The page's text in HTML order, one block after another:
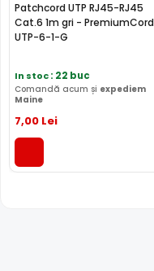
Patchcord UTP RJ45-RJ45
Cat.6 1m gri - PremiumCord
UTP-6-1-G
In stoc: 22 buc
Comandă acum și expediem
Maine
7,00 Lei